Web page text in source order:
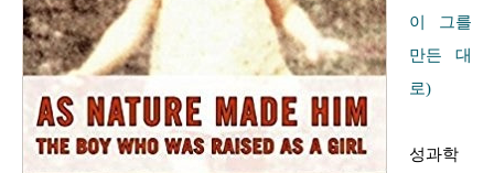
이 그를
만든 대
로)
성과학